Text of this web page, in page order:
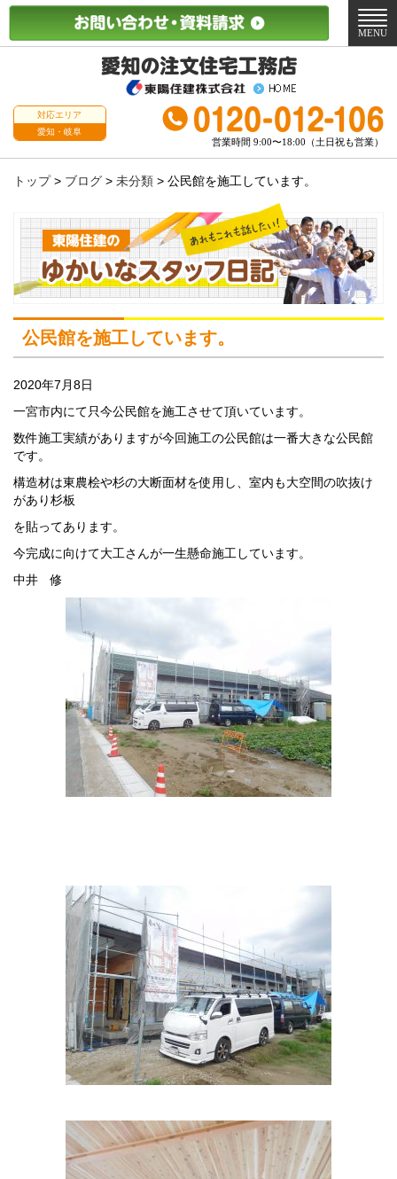
対応エリア
愛知・岐阜
営業時間 9:00〜18:00（土日祝も営業）
メ
ニ
MENU
トップ> ブログ > 未分類 > 公民館を施工しています。
公民館を施工しています。
2020年7月8日
一宮市内にて只今公民館を施工させて頂いています。
数件施工実績がありますが今回施工の公民館は一番大きな公民館
です。
構造材は東農桧や杉の大断面材を使用し、室内も大空間の吹抜け
があり杉板
を貼ってあります。
今完成に向けて大工さんが一生懸命施工しています。
中井 修